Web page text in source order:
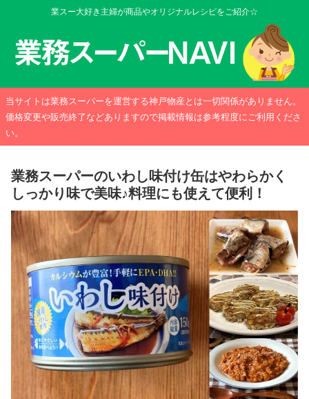
業スー大好き主婦が商品やオリジナルレシピをご紹介☆
当サイトは業務スーパーを運営する神戸物産とは一切関係がありません。
価格変更や販売終了などありますので掲載情報は参考程度にご利用くださ
い。
業務スーパーのいわし味付け缶はやわらかく
しっかり味で美味♪料理にも使えて便利！